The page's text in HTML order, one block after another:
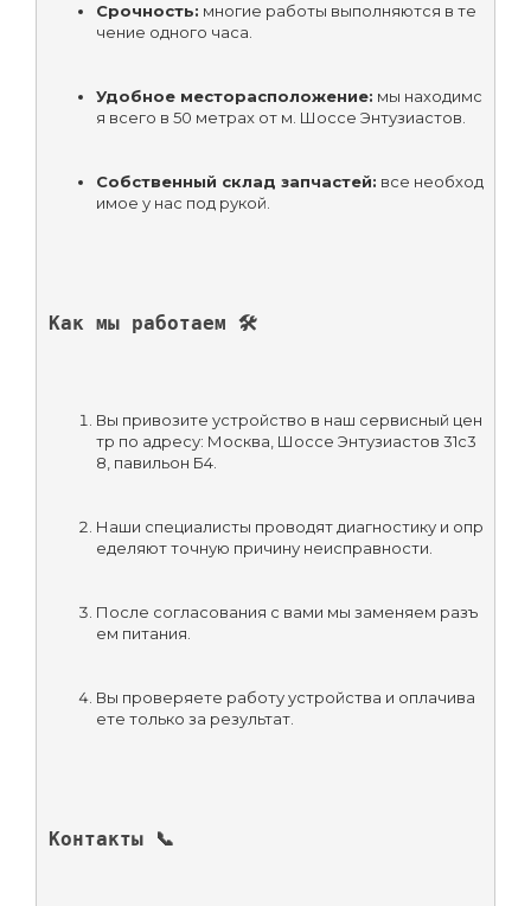
Срочность: многие работы выполняются в те
чение одного часа.
Удобное месторасположение: мы находимс
я всего в 50 метрах от м. Шоссе Энтузиастов.
Собственный склад запчастей: все необход
имое у нас под рукой.
Как мы работаем 🛠️
Вы привозите устройство в наш сервисный цен
тр по адресу: Москва, Шоссе Энтузиастов 31с3
8, павильон Б4.
Наши специалисты проводят диагностику и опр
еделяют точную причину неисправности.
После согласования с вами мы заменяем разъ
ем питания.
Вы проверяете работу устройства и оплачива
ете только за результат.
Контакты 📞